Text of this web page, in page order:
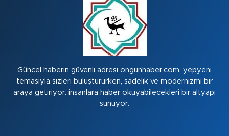
Güncel haberin güvenli adresi ongunhaber.com, yepyeni
temasıyla sizleri buluştururken, sadelik ve modernizmi bir
araya getiriyor. insanlara haber okuyabilecekleri bir altyapı
sunuyor.